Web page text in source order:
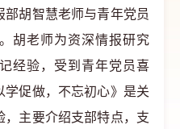
部胡智慧老师与青年党员
胡老师为资深情报研究
经验，受到青年党员喜
学促做，不忘初心》是关
主要介绍支部特点，支